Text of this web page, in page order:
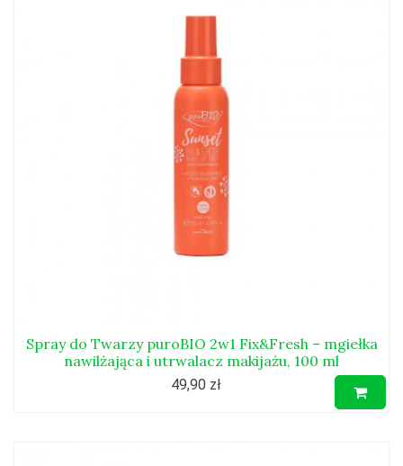
Spray do Twarzy puroBIO 2w1 Fix&Fresh – mgiełka
nawilżająca i utrwalacz makijażu, 100 ml
49,90 zł